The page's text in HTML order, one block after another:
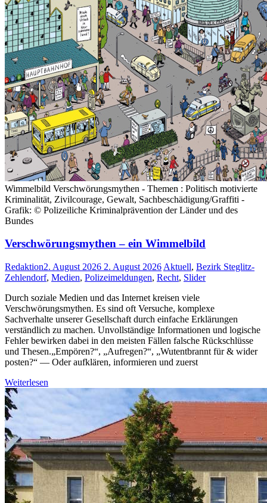
Wimmelbild Verschwörungsmythen - Themen : Politisch motivierte
Kriminalität, Zivilcourage, Gewalt, Sachbeschädigung/Graffiti -
Grafik: © Polizeiliche Kriminalprävention der Länder und des
Bundes
Verschwörungsmythen – ein Wimmelbild
Redaktion2. August 2026 2. August 2026 Aktuell, Bezirk Steglitz-
Zehlendorf, Medien, Polizeimeldungen, Recht, Slider
Durch soziale Medien und das Internet kreisen viele
Verschwörungsmythen. Es sind oft Versuche, komplexe
Sachverhalte unserer Gesellschaft durch einfache Erklärungen
verständlich zu machen. Unvollständige Informationen und logische
Fehler bewirken dabei in den meisten Fällen falsche Rückschlüsse
und Thesen.„Empören?“, „Aufregen?“, „Wutentbrannt für & wider
posten?“ — Oder aufklären, informieren und zuerst
Weiterlesen